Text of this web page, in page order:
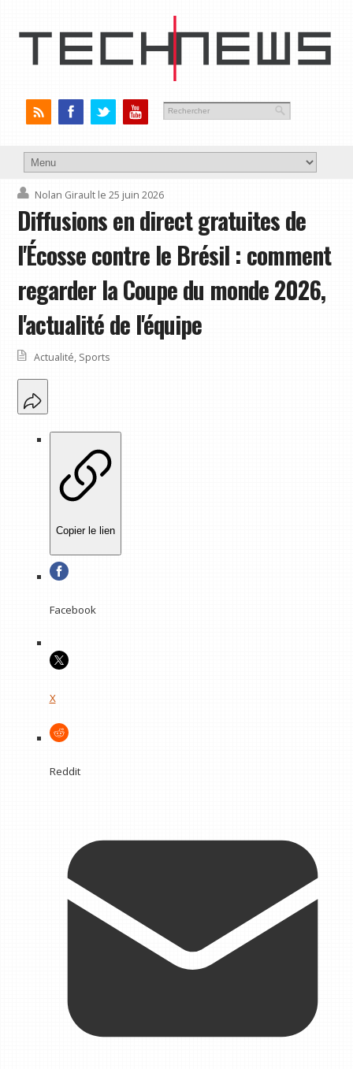
Nolan Girault le 25 juin 2026
Diffusions en direct gratuites de
l'Écosse contre le Brésil : comment
regarder la Coupe du monde 2026,
l'actualité de l'équipe
Actualité, Sports
Copier le lien
Facebook
X
Reddit